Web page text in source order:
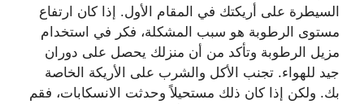
السيطرة على أريكتك في المقام الأول. إذا كان ارتفاع
مستوى الرطوبة هو سبب المشكلة، فكر في استخدام
مزيل الرطوبة وتأكد من أن منزلك يحصل على دوران
جيد للهواء. تجنب الأكل والشرب على الأريكة الخاصة
بك. ولكن إذا كان ذلك مستحيلاً وحدثت الانسكابات، فقم